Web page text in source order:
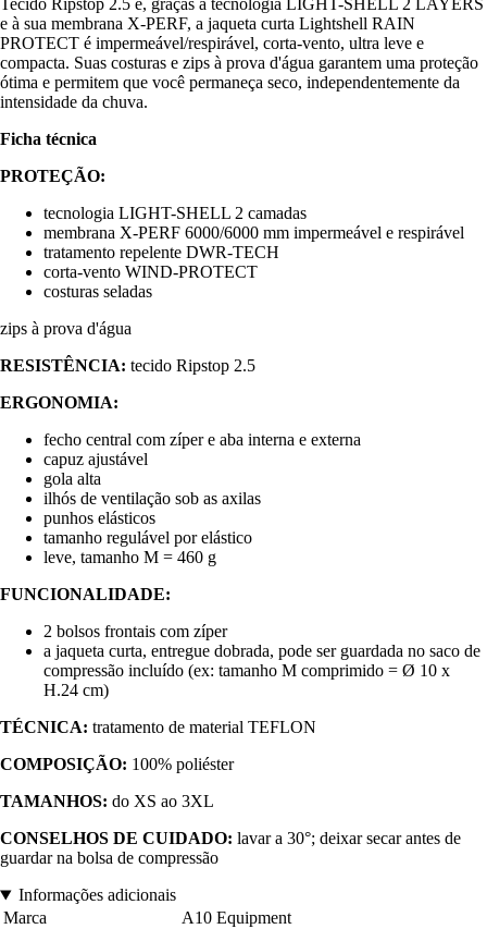
Tecido Ripstop 2.5 e, graças à tecnologia LIGHT-SHELL 2 LAYERS
e à sua membrana X-PERF, a jaqueta curta Lightshell RAIN
PROTECT é impermeável/respirável, corta-vento, ultra leve e
compacta. Suas costuras e zips à prova d'água garantem uma proteção
ótima e permitem que você permaneça seco, independentemente da
intensidade da chuva.
Ficha técnica
PROTEÇÃO:
tecnologia LIGHT-SHELL 2 camadas
membrana X-PERF 6000/6000 mm impermeável e respirável
tratamento repelente DWR-TECH
corta-vento WIND-PROTECT
costuras seladas
zips à prova d'água
RESISTÊNCIA: tecido Ripstop 2.5
ERGONOMIA:
fecho central com zíper e aba interna e externa
capuz ajustável
gola alta
ilhós de ventilação sob as axilas
punhos elásticos
tamanho regulável por elástico
leve, tamanho M = 460 g
FUNCIONALIDADE:
2 bolsos frontais com zíper
a jaqueta curta, entregue dobrada, pode ser guardada no saco de
compressão incluído (ex: tamanho M comprimido = Ø 10 x
H.24 cm)
TÉCNICA: tratamento de material TEFLON
COMPOSIÇÃO: 100% poliéster
TAMANHOS: do XS ao 3XL
CONSELHOS DE CUIDADO: lavar a 30°; deixar secar antes de
guardar na bolsa de compressão
Informações adicionais
Marca
A10 Equipment